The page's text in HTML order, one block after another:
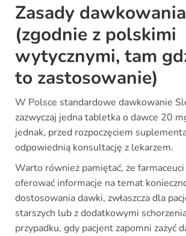
Zasady dawkowania
(zgodnie z polskimi
wytycznymi, tam
to zastosowanie)
W Polsce standardowe dawkowanie
zazwyczaj jedna tabletka o dawce 20
jednak, przed rozpoczęciem
odpowiednią konsultację z lekarzem.
Warto również pamiętać, że
oferować informacje na temat
dostosowania dawki, zwłaszcza dla
starszych lub z dodatkowymi
przypadku, gdy pacjent zapomni zażyć